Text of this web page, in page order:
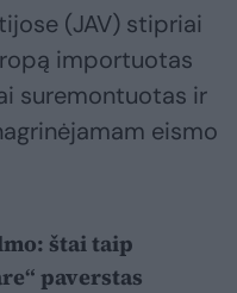
(JAV) stipriai
importuotas
suremontuotas ir
eismo
štai taip
paverstas